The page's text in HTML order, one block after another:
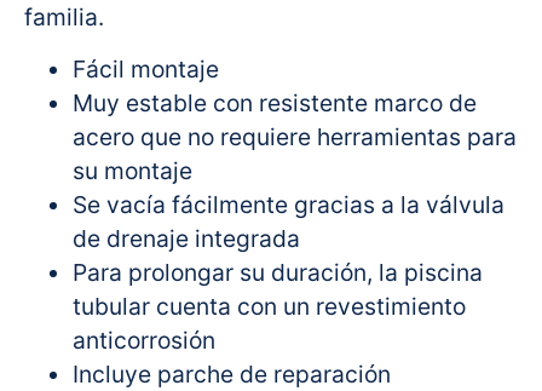
familia.
Fácil montaje
Muy estable con resistente marco de
acero que no requiere herramientas para
su montaje
Se vacía fácilmente gracias a la válvula
de drenaje integrada
Para prolongar su duración, la piscina
tubular cuenta con un revestimiento
anticorrosión
Incluye parche de reparación